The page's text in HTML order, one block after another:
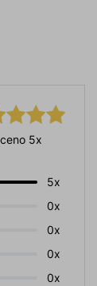
5x
5x
0x
0x
0x
0x